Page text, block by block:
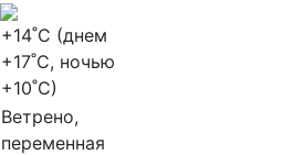
+14˚C (днем
+17˚C, ночью
+10˚C)
Ветрено,
переменная